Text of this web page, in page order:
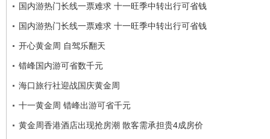
国内游热门长线一票难求 十一旺季中转出行可省钱
国内游热门长线一票难求 十一旺季中转出行可省钱
开心黄金周 自驾乐翻天
错峰国内游可省数千元
海口旅行社迎战国庆黄金周
十一黄金周 错峰出游可省千元
黄金周香港酒店出现抢房潮 散客需承担贵4成房价